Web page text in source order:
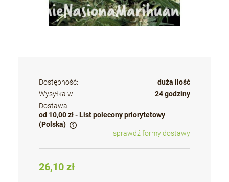
Dostępność:
duża ilość
Wysyłka w:
24 godziny
Dostawa:
od 10,00 zł - List polecony priorytetowy
(Polska)
Cena nie zawiera ewentualnych kosztów płatności
sprawdź formy dostawy
26,10 zł